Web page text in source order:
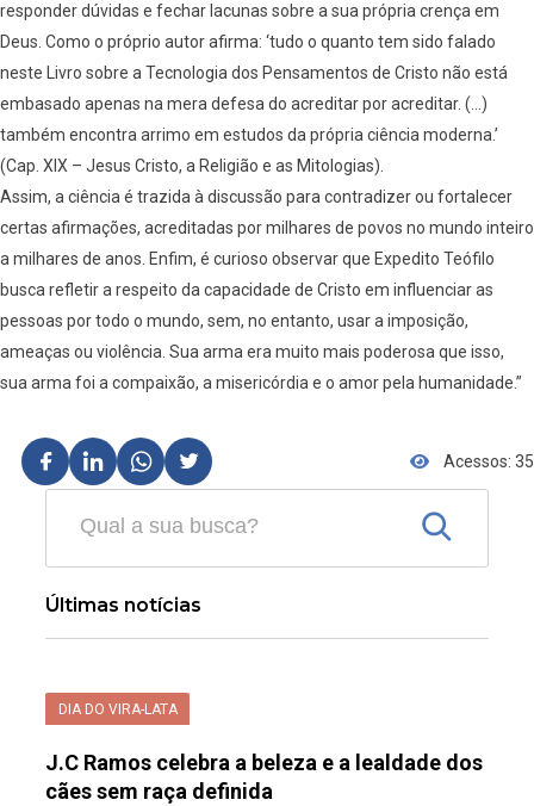
responder dúvidas e fechar lacunas sobre a sua própria crença em
Deus. Como o próprio autor afirma: ‘tudo o quanto tem sido falado
neste Livro sobre a Tecnologia dos Pensamentos de Cristo não está
embasado apenas na mera defesa do acreditar por acreditar. (…)
também encontra arrimo em estudos da própria ciência moderna.’
(Cap. XIX – Jesus Cristo, a Religião e as Mitologias).
Assim, a ciência é trazida à discussão para contradizer ou fortalecer
certas afirmações, acreditadas por milhares de povos no mundo inteiro
a milhares de anos. Enfim, é curioso observar que Expedito Teófilo
busca refletir a respeito da capacidade de Cristo em influenciar as
pessoas por todo o mundo, sem, no entanto, usar a imposição,
ameaças ou violência. Sua arma era muito mais poderosa que isso,
sua arma foi a compaixão, a misericórdia e o amor pela humanidade.”
Acessos: 35
Últimas notícias
DIA DO VIRA-LATA
J.C Ramos celebra a beleza e a lealdade dos
cães sem raça definida